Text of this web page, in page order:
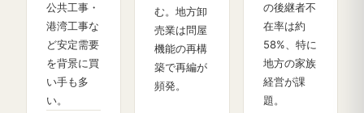
公共工事・
港湾工事な
ど安定需要
を背景に買
い手も多
い。
む。地方卸
売業は問屋
機能の再構
築で再編が
頻発。
の後継者不
在率は約
58%、特に
地方の家族
経営が課
題。